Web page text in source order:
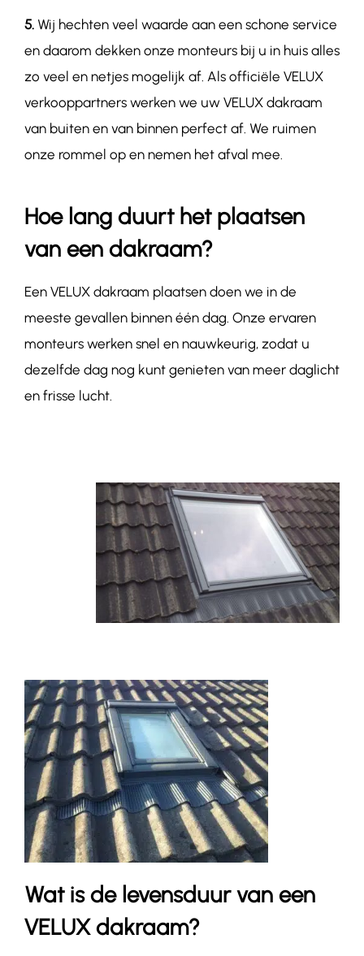
5.Wij hechten veel waarde aan een schone service
en daarom dekken onze monteurs bij u in huis alles
zo veel en netjes mogelijk af. Als officiële VELUX
verkooppartners werken we uw VELUX dakraam
van buiten en van binnen perfect af. We ruimen
onze rommel op en nemen het afval mee.
Hoe lang duurt het plaatsen
van een dakraam?
Een VELUX dakraam plaatsen doen we in de
meeste gevallen binnen één dag. Onze ervaren
monteurs werken snel en nauwkeurig, zodat u
dezelfde dag nog kunt genieten van meer daglicht
en frisse lucht.
Wat is de levensduur van een
VELUX dakraam?